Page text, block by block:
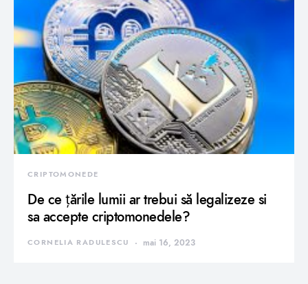
CRIPTOMONEDE
De ce țările lumii ar trebui să legalizeze si
sa accepte criptomonedele?
CORNELIA RADULESCU mai 16, 2023